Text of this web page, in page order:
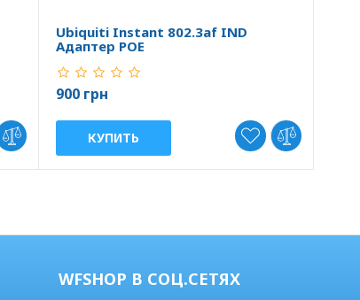
Ubiquiti Instant 802.3af IND
Адаптер POE
900 грн
КУПИТЬ
WFSHOP В СОЦ.СЕТЯХ